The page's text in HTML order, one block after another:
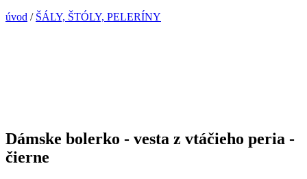
úvod / ŠÁLY, ŠTÓLY, PELERÍNY
Dámske bolerko - vesta z vtáčieho peria -
čierne